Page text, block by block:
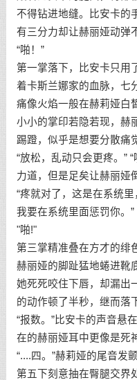
不得钻进地缝。比安卡的
有三分力却让赫丽娅动弹
“啪！”
第一掌落下，比安卡只用
着卡斯兰娜家的血脉，七
痛像火焰一般在赫莉娅白
小小的掌印若隐若现，赫
踢蹬，似乎是想要分散痛
“放松，乱动只会更疼。”
力道，但是足矣让赫丽娅
“疼就对了，这是在系统
我要在系统里面惩罚你。”
"啪!"
第三掌精准叠在方才的绯
赫丽娅的脚趾猛地蜷进靴
她死死咬住下唇，却漏出
的动作顿了半秒，继而落
“报数。”比安卡的声音悬
在的赫丽娅耳中更像是死
“....四。”赫莉娅的尾音发颤
第五下刻意抽在臀腿交界